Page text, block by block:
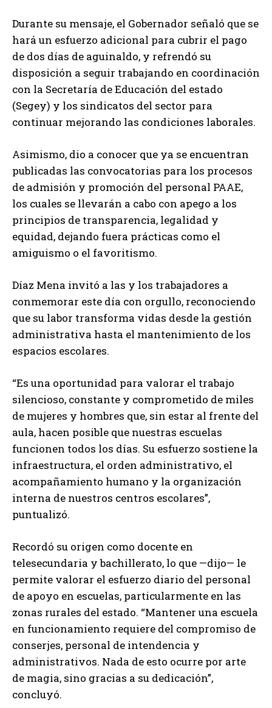
Durante su mensaje, el Gobernador señaló que se
hará un esfuerzo adicional para cubrir el pago
de dos días de aguinaldo, y refrendó su
disposición a seguir trabajando en coordinación
con la Secretaría de Educación del estado
(Segey) y los sindicatos del sector para
continuar mejorando las condiciones laborales.
Asimismo, dio a conocer que ya se encuentran
publicadas las convocatorias para los procesos
de admisión y promoción del personal PAAE,
los cuales se llevarán a cabo con apego a los
principios de transparencia, legalidad y
equidad, dejando fuera prácticas como el
amiguismo o el favoritismo.
Díaz Mena invitó a las y los trabajadores a
conmemorar este día con orgullo, reconociendo
que su labor transforma vidas desde la gestión
administrativa hasta el mantenimiento de los
espacios escolares.
“Es una oportunidad para valorar el trabajo
silencioso, constante y comprometido de miles
de mujeres y hombres que, sin estar al frente del
aula, hacen posible que nuestras escuelas
funcionen todos los días. Su esfuerzo sostiene la
infraestructura, el orden administrativo, el
acompañamiento humano y la organización
interna de nuestros centros escolares”,
puntualizó.
Recordó su origen como docente en
telesecundaria y bachillerato, lo que —dijo— le
permite valorar el esfuerzo diario del personal
de apoyo en escuelas, particularmente en las
zonas rurales del estado. “Mantener una escuela
en funcionamiento requiere del compromiso de
conserjes, personal de intendencia y
administrativos. Nada de esto ocurre por arte
de magia, sino gracias a su dedicación”,
concluyó.